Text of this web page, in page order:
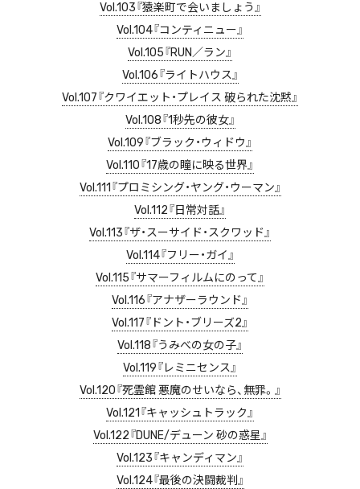
Vol.103『猿楽町で会いましょう』
Vol.104『コンティニュー』
Vol.105『RUN／ラン』
Vol.106『ライトハウス』
Vol.107『クワイエット・プレイス 破られた沈黙』
Vol.108『1秒先の彼女』
Vol.109『ブラック・ウィドウ』
Vol.110『17歳の瞳に映る世界』
Vol.111『プロミシング・ヤング・ウーマン』
Vol.112『日常対話』
Vol.113『ザ・スーサイド・スクワッド』
Vol.114『フリー・ガイ』
Vol.115『サマーフィルムにのって』
Vol.116『アナザーラウンド』
Vol.117『ドント・ブリーズ2』
Vol.118『うみべの女の子』
Vol.119『レミニセンス』
Vol.120『死霊館 悪魔のせいなら、無罪。』
Vol.121『キャッシュトラック』
Vol.122『DUNE/デューン 砂の惑星』
Vol.123『キャンディマン』
Vol.124『最後の決闘裁判』